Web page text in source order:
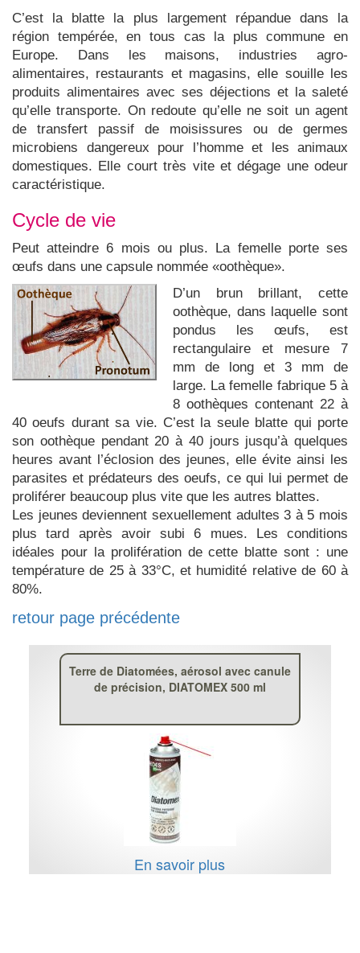
C’est la blatte la plus largement répandue dans la
région tempérée, en tous cas la plus commune en
Europe. Dans les maisons, industries agro-
alimentaires, restaurants et magasins, elle souille les
produits alimentaires avec ses déjections et la saleté
qu’elle transporte. On redoute qu’elle ne soit un agent
de transfert passif de moisissures ou de germes
microbiens dangereux pour l’homme et les animaux
domestiques. Elle court très vite et dégage une odeur
caractéristique.
Cycle de vie
Peut atteindre 6 mois ou plus. La femelle porte ses
œufs dans une capsule nommée «oothèque».
D’un brun brillant, cette
oothèque, dans laquelle sont
pondus les œufs, est
rectangulaire et mesure 7
mm de long et 3 mm de
large. La femelle fabrique 5 à
8 oothèques contenant 22 à
40 oeufs durant sa vie. C’est la seule blatte qui porte
son oothèque pendant 20 à 40 jours jusqu’à quelques
heures avant l’éclosion des jeunes, elle évite ainsi les
parasites et prédateurs des oeufs, ce qui lui permet de
proliférer beaucoup plus vite que les autres blattes.
Les jeunes deviennent sexuellement adultes 3 à 5 mois
plus tard après avoir subi 6 mues. Les conditions
idéales pour la prolifération de cette blatte sont : une
température de 25 à 33°C, et humidité relative de 60 à
80%.
retour page précédente
Terre de Diatomées, aérosol avec canule
de précision, DIATOMEX 500 ml
En savoir plus